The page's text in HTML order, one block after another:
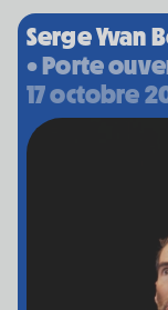
Serge Yvan
• Porte
17 octobre